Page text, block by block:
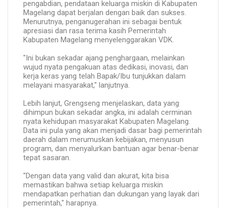
pengabdian, pendataan keluarga miskin di Kabupaten
Magelang dapat berjalan dengan baik dan sukses.
Menurutnya, penganugerahan ini sebagai bentuk
apresiasi dan rasa terima kasih Pemerintah
Kabupaten Magelang menyelenggarakan VDK.
"Ini bukan sekadar ajang penghargaan, melainkan
wujud nyata pengakuan atas dedikasi, inovasi, dan
kerja keras yang telah Bapak/Ibu tunjukkan dalam
melayani masyarakat," lanjutnya.
Lebih lanjut, Grengseng menjelaskan, data yang
dihimpun bukan sekadar angka, ini adalah cerminan
nyata kehidupan masyarakat Kabupaten Magelang.
Data ini pula yang akan menjadi dasar bagi pemerintah
daerah dalam merumuskan kebijakan, menyusun
program, dan menyalurkan bantuan agar benar-benar
tepat sasaran.
"Dengan data yang valid dan akurat, kita bisa
memastikan bahwa setiap keluarga miskin
mendapatkan perhatian dan dukungan yang layak dari
pemerintah," harapnya.